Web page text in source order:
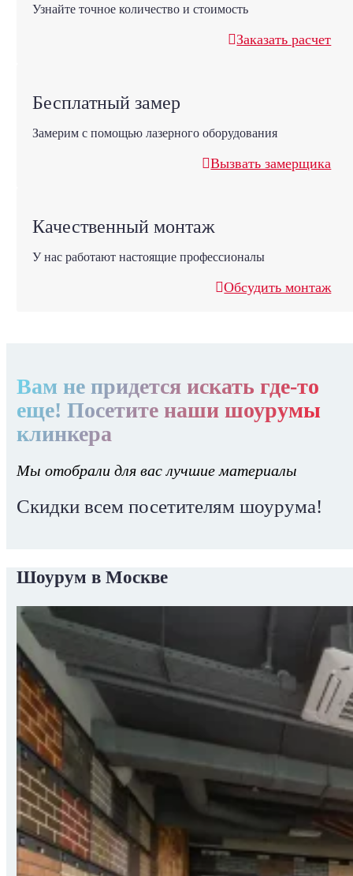
Узнайте точное количество и стоимость
Заказать расчет
Бесплатный замер
Замерим с помощью лазерного оборудования
Вызвать замерщика
Качественный монтаж
У нас работают настоящие профессионалы
Обсудить монтаж
Вам не придется искать где-то
еще! Посетите наши шоурумы
клинкера
Мы отобрали для вас лучшие материалы
Скидки всем посетителям шоурума!
Шоурум в Москве